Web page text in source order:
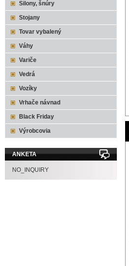
Silony, šnúry
Stojany
Tovar vybalený
Váhy
Variče
Vedrá
Vozíky
Vrhače návnad
Black Friday
Výrobcovia
ANKETA
NO_INQUIRY